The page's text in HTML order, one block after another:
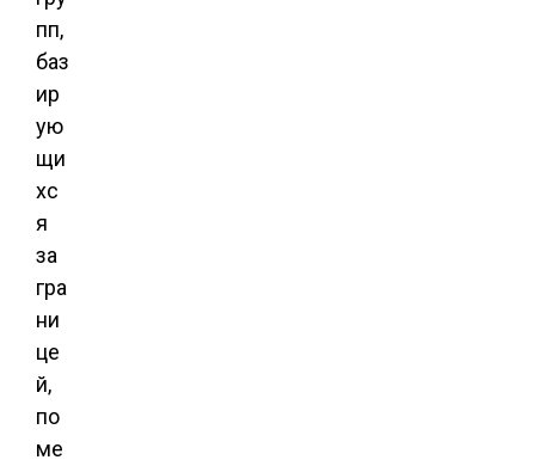
пп,
баз
ир
ую
щи
хс
я
за
гра
ни
це
й,
по
ме